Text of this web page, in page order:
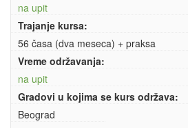
na upit
Trajanje kursa:
56 časa (dva meseca) + praksa
Vreme održavanja:
na upit
Gradovi u kojima se kurs održava:
Beograd